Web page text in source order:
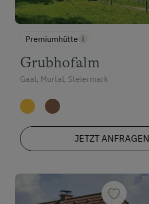
Premiumhütte
Grubhofalm
Gaal, Murtal, Steiermark
JETZT ANFRAGEN